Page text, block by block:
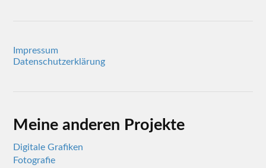
Impressum
Datenschutzerklärung
Meine anderen Projekte
Digitale Grafiken
Fotografie